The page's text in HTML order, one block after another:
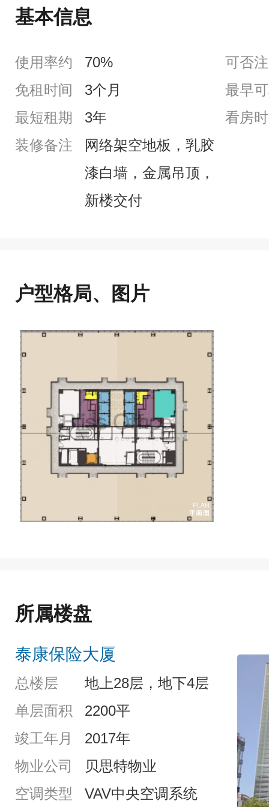
基本信息
使用率约 70%
可否
免租时间
3个月
最早
最短租期
3年
看房
装修备注
网络架空地板，乳胶
漆白墙，金属吊顶，
新楼交付
户型格局、图片
所属楼盘
泰康保险大厦
总楼层
地上28层，地下4层
单层面积
2200平
竣工年月
2017年
物业公司
贝思特物业
空调类型
VAV中央空调系统